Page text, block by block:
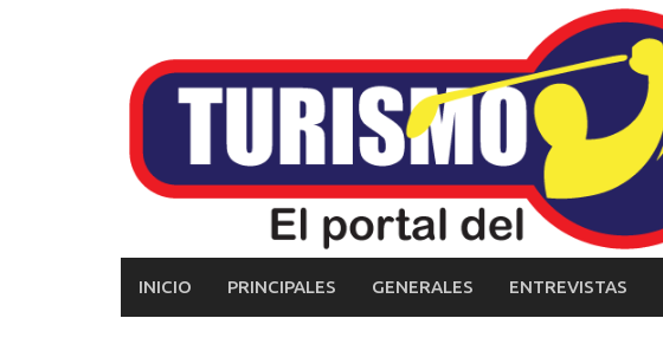
INICIO PRINCIPALES GENERALES ENTREVISTAS